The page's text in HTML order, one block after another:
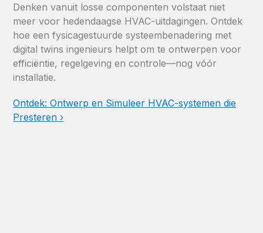
Denken vanuit losse componenten volstaat niet
meer voor hedendaagse HVAC-uitdagingen. Ontdek
hoe een fysicagestuurde systeembenadering met
digital twins ingenieurs helpt om te ontwerpen voor
efficiëntie, regelgeving en controle—nog vóór
installatie.
Ontdek: Ontwerp en Simuleer HVAC-systemen die
Presteren ›